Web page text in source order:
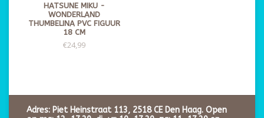
HATSUNE MIKU -
WONDERLAND
THUMBELINA PVC FIGUUR
18 CM
€24,99
Adres: Piet Heinstraat 113, 2518 CE Den Haag. Open